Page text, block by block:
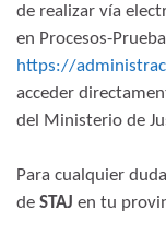
de realizar vía
en Procesos-
https://
acceder
del Ministerio de
Para cualquier
de STAJ en tu